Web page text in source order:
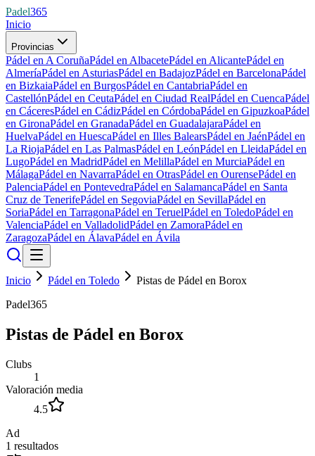
Padel365
Inicio
Provincias
Pádel en A CoruñaPádel en AlbacetePádel en AlicantePádel en
AlmeríaPádel en AsturiasPádel en BadajozPádel en BarcelonaPádel
en BizkaiaPádel en BurgosPádel en CantabriaPádel en
CastellónPádel en CeutaPádel en Ciudad RealPádel en CuencaPádel
en CáceresPádel en CádizPádel en CórdobaPádel en GipuzkoaPádel
en GironaPádel en GranadaPádel en GuadalajaraPádel en
HuelvaPádel en HuescaPádel en Illes BalearsPádel en JaénPádel en
La RiojaPádel en Las PalmasPádel en LeónPádel en LleidaPádel en
LugoPádel en MadridPádel en MelillaPádel en MurciaPádel en
MálagaPádel en NavarraPádel en OtrasPádel en OurensePádel en
PalenciaPádel en PontevedraPádel en SalamancaPádel en Santa
Cruz de TenerifePádel en SegoviaPádel en SevillaPádel en
SoriaPádel en TarragonaPádel en TeruelPádel en ToledoPádel en
ValenciaPádel en ValladolidPádel en ZamoraPádel en
ZaragozaPádel en ÁlavaPádel en Ávila
Inicio Pádel en Toledo
Pistas de Pádel en Borox
Padel365
Pistas de Pádel en Borox
Clubs
1
Valoración media
4.5
Ad
1 resultados